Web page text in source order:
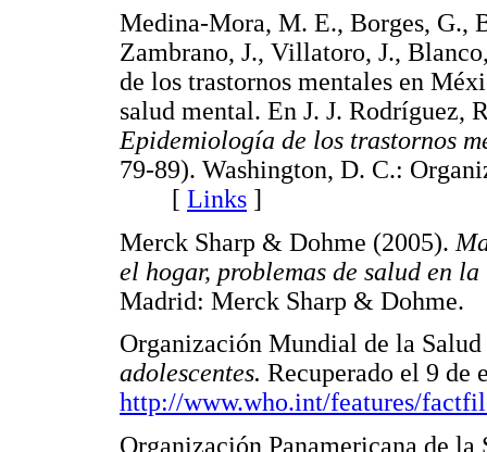
Medina-Mora, M. E., Borges, G.,
Zambrano, J., Villatoro, J.,
de los trastornos mentales en
salud mental. En J. J. Rodríguez,
Epidemiología de los trastornos
79-89). Washington, D. C.:
[ Links ]
Merck Sharp & Dohme (2005).
el hogar, problemas de salud en
Madrid: Merck Sharp &
Organización Mundial de la
adolescentes. Recuperado el 9 de
http://www.who.int/features/
Organización Panamericana de